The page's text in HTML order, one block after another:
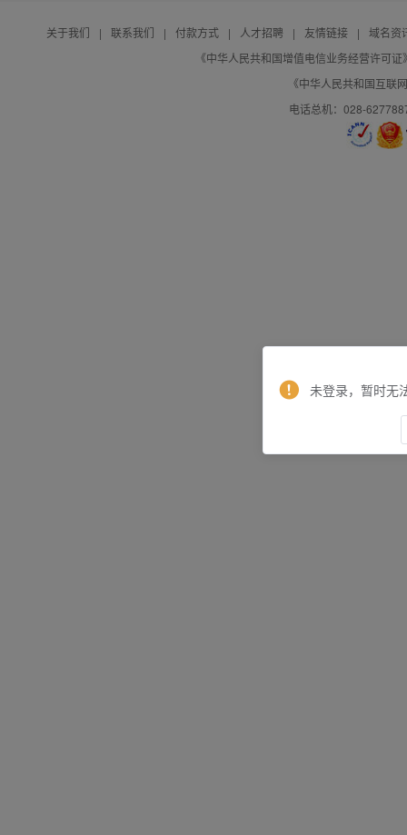
关于我们 | 联系我们 | 付款方式 | 人才招聘 | 友情链接 |
域名资
《中华人民共和国增值电信业务经营许可
《中华人民共和国互联
电话总机：028-
未登录，暂时无